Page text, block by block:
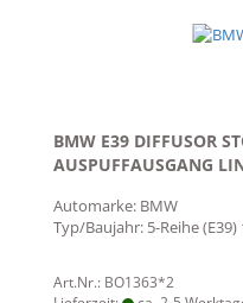
BMW E39 DIFFUSOR
AUSPUFFAUSGANG
Automarke: BMW
Typ/Baujahr: 5-Reihe (E39)
Art.Nr.: BO1363*2